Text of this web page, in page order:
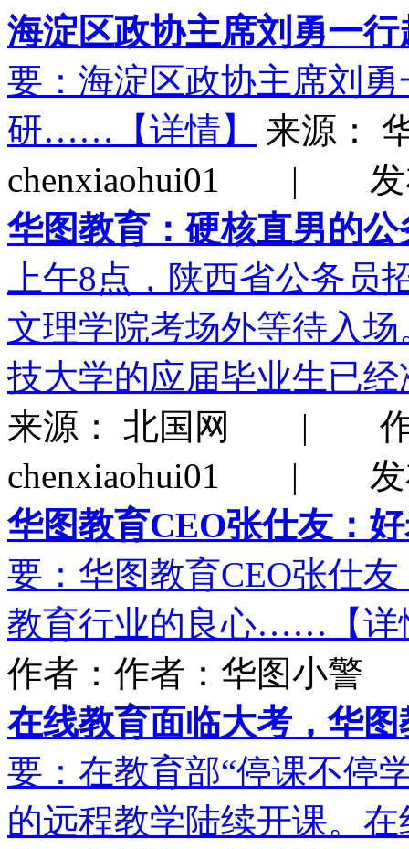
海淀区政协主席刘勇一
要：海淀区政协主席刘
研……【详情】
来源：
chenxiaohui01 | 发布
华图教育：硬核直男的
上午8点，陕西省公务
文理学院考场外等待入
技大学的应届毕业生已
来源： 北国网 | 作
chenxiaohui01 | 发布
华图教育CEO张仕友：
要：华图教育CEO张仕
教育行业的良心……【详
作者：作者：华图小
在线教育面临大考，华
要：在教育部“停课不停
的远程教学陆续开课。